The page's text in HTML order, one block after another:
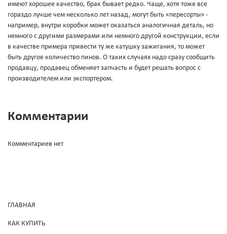
имеют хорошее качество, брак бывает редко. Чаще, хотя тоже все
гораздо лучше чем несколько лет назад, могут быть «пересорты» -
например, внутри коробки может оказаться аналогичная деталь, но
немного с другими размерами или немного другой конструкции, если
в качестве примера привести ту же катушку зажигания, то может
быть другое количество пинов. О таких случаях надо сразу сообщить
продавцу, продавец обменяет запчасть и будет решать вопрос с
производителем или экспортером.
Комментарии
Комментариев нет
ГЛАВНАЯ
КАК КУПИТЬ